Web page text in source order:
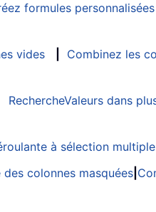
formules personnalisées
vides
Combinez les
RechercheValeurs dans
à sélection multiple
colonnes masquées